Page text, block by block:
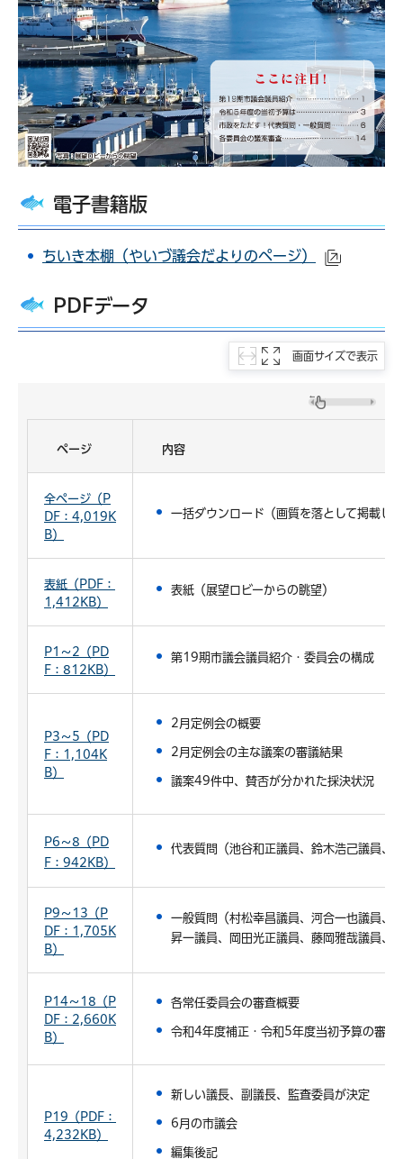
電子書籍版
ちいき本棚（やいづ議会だよりのページ）
PDFデータ
画面サイズで表示
ページ 内容
全ページ（P
DF：4,019K
B）
一括ダウンロード（画質を落として掲載し
表紙（PDF：
1,412KB）
表紙（展望ロビーからの眺望）
P1～2（PD
F：812KB）
第19期市議会議員紹介・委員会の構成
P3～5（PD
F：1,104K
B）
2月定例会の概要
2月定例会の主な議案の審議結果
議案49件中、賛否が分かれた採決状況
P6～8（PD
F：942KB）
代表質問（池谷和正議員、鈴木浩己議員、
P9～13（P
DF：1,705K
B）
一般質問（村松幸昌議員、河合一也議員、
昇一議員、岡田光正議員、藤岡雅哉議員、
P14～18（P
DF：2,660K
B）
各常任委員会の審査概要
令和4年度補正・令和5年度当初予算の審査
P19（PDF：
4,232KB）
新しい議長、副議長、監査委員が決定
6月の市議会
編集後記